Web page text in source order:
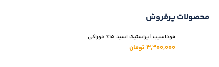
محصولات پرفروش
فوداسیب | پراستیک اسید 15% خوراکی
3,300,000 تومان